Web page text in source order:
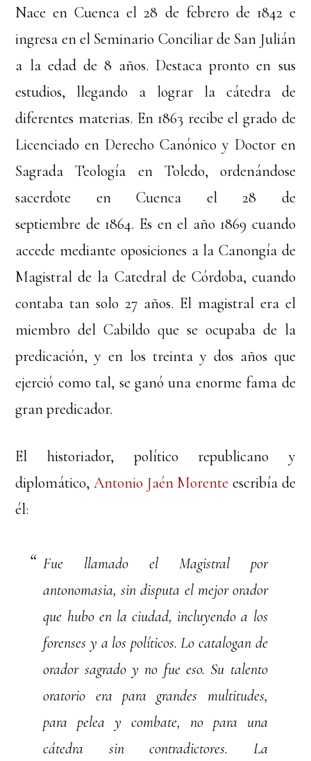
Nace en Cuenca el 28 de febrero de 1842 e
ingresa en el Seminario Conciliar de San Julián
a la edad de 8 años. Destaca pronto en sus
estudios, llegando a lograr la cátedra de
diferentes materias. En 1863 recibe el grado de
Licenciado en Derecho Canónico y Doctor en
Sagrada Teología en Toledo, ordenándose
sacerdote en Cuenca el 28 de
septiembre de 1864. Es en el año 1869 cuando
accede mediante oposiciones a la Canongía de
Magistral de la Catedral de Córdoba, cuando
contaba tan solo 27 años. El magistral era el
miembro del Cabildo que se ocupaba de la
predicación, y en los treinta y dos años que
ejerció como tal, se ganó una enorme fama de
gran predicador.
El historiador, político republicano y
diplomático,Antonio Jaén Morente escribía de
él:
Fue llamado el Magistral por
antonomasia, sin disputa el mejor orador
que hubo en la ciudad, incluyendo a los
forenses y a los políticos. Lo catalogan de
orador sagrado y no fue eso. Su talento
oratorio era para grandes multitudes,
para pelea y combate, no para una
cátedra sin contradictores. La